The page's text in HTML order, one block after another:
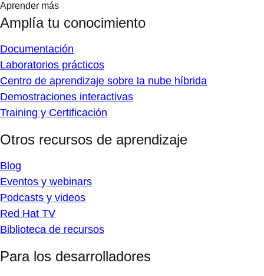
Aprender más
Amplía tu conocimiento
Documentación
Laboratorios prácticos
Centro de aprendizaje sobre la nube híbrida
Demostraciones interactivas
Training y Certificación
Otros recursos de aprendizaje
Blog
Eventos y webinars
Podcasts y videos
Red Hat TV
Biblioteca de recursos
Para los desarrolladores